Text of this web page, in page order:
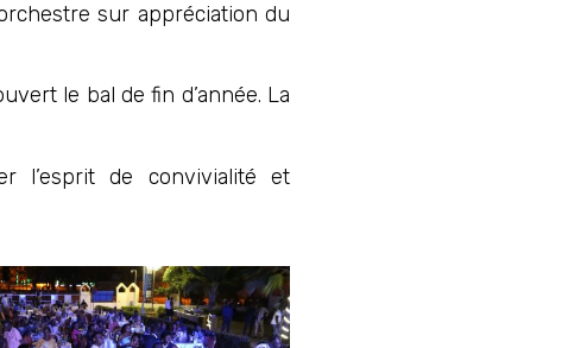
sur appréciation du
le bal de fin d’année. La
l’esprit de convivialité et